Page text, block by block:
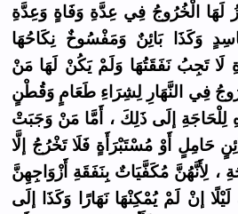
لَهَا الْخُرُوجُ فِي عِدَّةِ وَفَاةٍ وَعِدَّةِ
وَكَذَا بَائِنٌ وَمَفْسُوخٌ نِكَاحُهَا
تَجِبُ نَفَقَتُهَا وَلَمْ يَكُنْ لَهَا مَنْ
فِي النَّهَارِ لِشِرَاءِ طَعَامٍ وَقُطْنٍ
لِلْحَاجَةِ إلَى ذَلِكَ ، أَمَّا مَنْ وَجَبَتْ
حَامِلٍ أَوْ مُسْتَبْرَأَةٍ فَلَا تَخْرُجُ إلَّا
، لِأَنَّهُنَّ مُكَفَّيَاتٌ بِنَفَقَةِ أَزْوَاجِهِنَّ
إنْ لَمْ يُمْكِنْهَا نَهَارًا وَكَذَا إلَى